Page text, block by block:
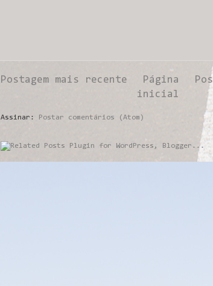
Postagem mais recente
Página
inicial
Assinar: Postar comentários (Atom)